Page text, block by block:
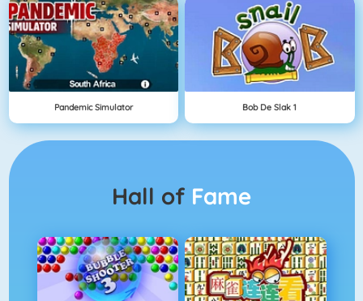
Pandemic Simulator Bob De Slak 1
Hall of Fame